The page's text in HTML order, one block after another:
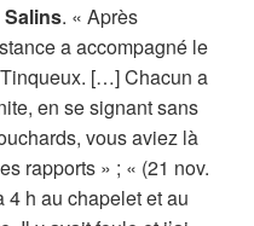
. « Après
a accompagné le
[…] Chacun a
en se signant sans
vous aviez là
rapports » ; « (21 nov.
4 h au chapelet et au